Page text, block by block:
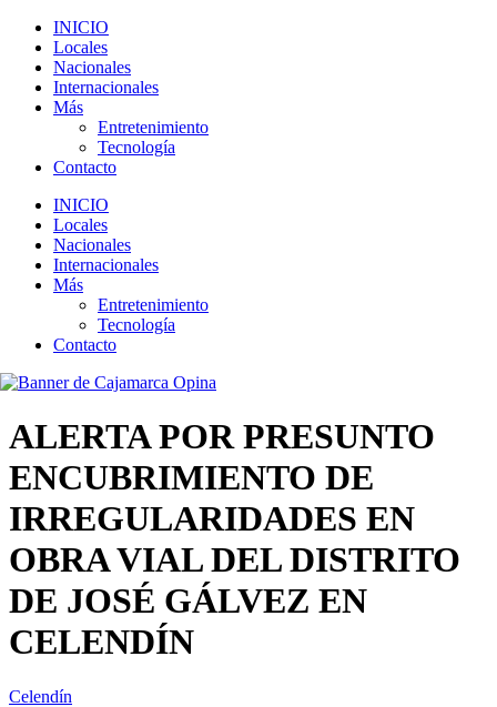
INICIO
Locales
Nacionales
Internacionales
Más
Entretenimiento
Tecnología
Contacto
INICIO
Locales
Nacionales
Internacionales
Más
Entretenimiento
Tecnología
Contacto
ALERTA POR PRESUNTO
ENCUBRIMIENTO DE
IRREGULARIDADES EN
OBRA VIAL DEL DISTRITO
DE JOSÉ GÁLVEZ EN
CELENDÍN
Celendín